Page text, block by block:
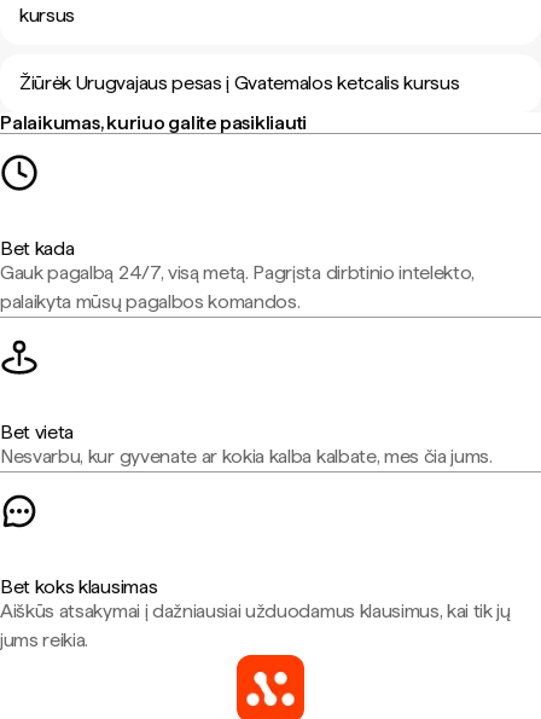
kursus
Žiūrėk Urugvajaus pesas į Gvatemalos ketcalis kursus
Palaikumas, kuriuo galite pasikliauti
Bet kada
Gauk pagalbą 24/7, visą metą. Pagrįsta dirbtinio intelekto,
palaikyta mūsų pagalbos komandos.
Bet vieta
Nesvarbu, kur gyvenate ar kokia kalba kalbate, mes čia jums.
Bet koks klausimas
Aiškūs atsakymai į dažniausiai užduodamus klausimus, kai tik jų
jums reikia.